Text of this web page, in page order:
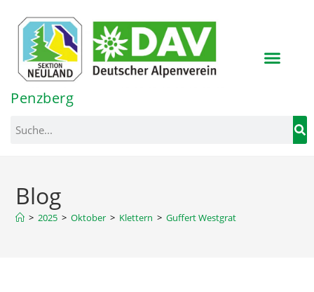
springen
Penzberg
Blog
> 2025 > Oktober > Klettern > Guffert Westgrat